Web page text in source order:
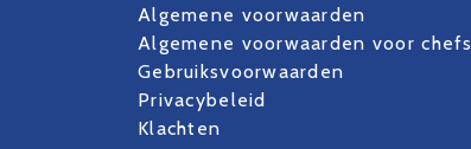
Algemene voorwaarden
Algemene voorwaarden voor chefs
Gebruiksvoorwaarden
Privacybeleid
Klachten